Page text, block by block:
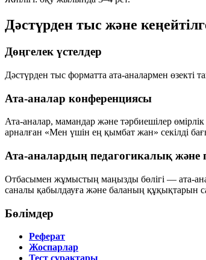
Дәстүрден тыс және
Дөңгелек үстелдер
Дәстүрден тыс форматта ата-аналармен өзекті
Ата-аналар конференциясы
Ата-аналар, мамандар және тәрбиешілер
арналған «Мен үшін ең қымбат жан» секілді
Ата-аналардың педагогикалық
Отбасымен жұмыстың маңызды бөлігі — ата-
саналы қабылдауға және баланың құқықтарын
Бөлімдер
Реферат
Жоспарлар